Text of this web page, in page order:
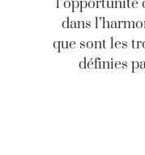
l’opportunité
dans
que sont les
définies